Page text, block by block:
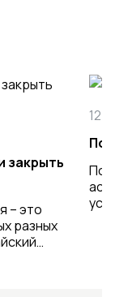
закрыть
– это
разных
12